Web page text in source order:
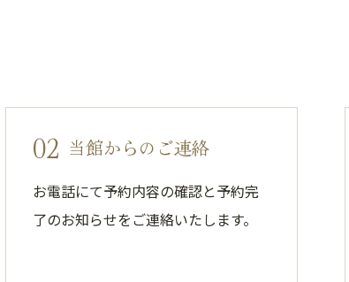
02 当館からのご連絡
お電話にて予約内容の確認と予約完
了のお知らせをご連絡いたします。